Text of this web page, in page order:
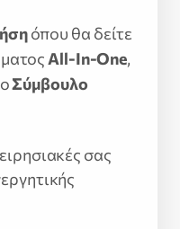
όπου θα δείτε
All-In-One,
Σύμβουλο
σας